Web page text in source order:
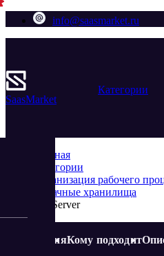
info@saasmarket.ru
SaasMarket
Категории
Главная
Категории
Организация рабочего
Облачные хранилища
NeoServer
АкцияКому подходит